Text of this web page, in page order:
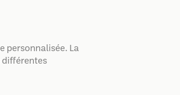
personnalisée. La
différentes